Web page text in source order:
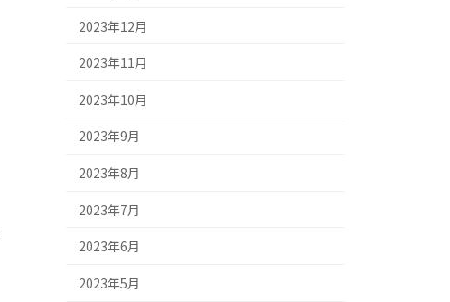
2023年12月
2023年11月
2023年10月
2023年9月
2023年8月
2023年7月
2023年6月
2023年5月